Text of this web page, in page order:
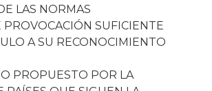
LAS NORMAS
PROVOCACIÓN SUFICIENTE
A SU RECONOCIMIENTO
PROPUESTO POR LA